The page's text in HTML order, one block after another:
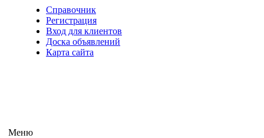
Справочник
Регистрация
Вход для клиентов
Доска объявлений
Карта сайта
Меню